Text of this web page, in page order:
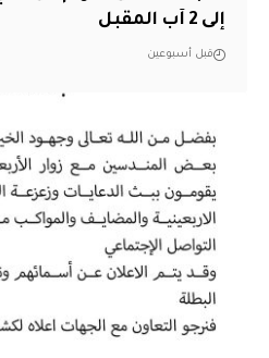
إلى 2 آب المقبل
قبل أسبوعين